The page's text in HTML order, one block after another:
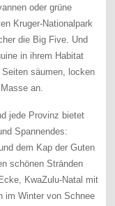
oder grüne
Kruger-Nationalpark
die Big Five. Und
in ihrem Habitat
säumen, locken
an.
jede Provinz bietet
Spannendes:
dem Kap der Guten
schönen Stränden
KwaZulu-Natal mit
im Winter von Schnee